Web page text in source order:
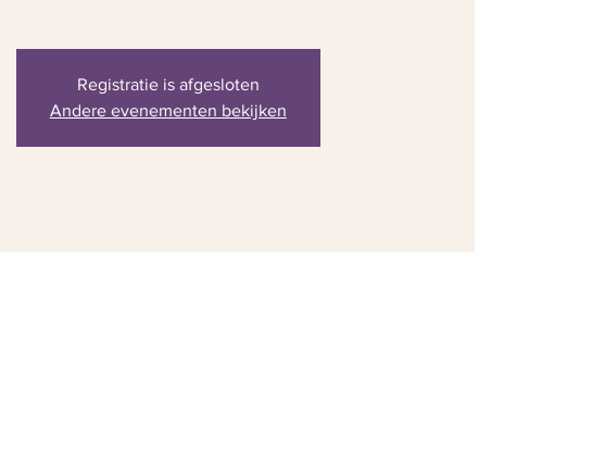
Registratie is afgesloten
Andere evenementen bekijken